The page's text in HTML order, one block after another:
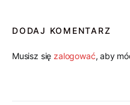
DODAJ KOMENTARZ
Musisz się zalogować, aby